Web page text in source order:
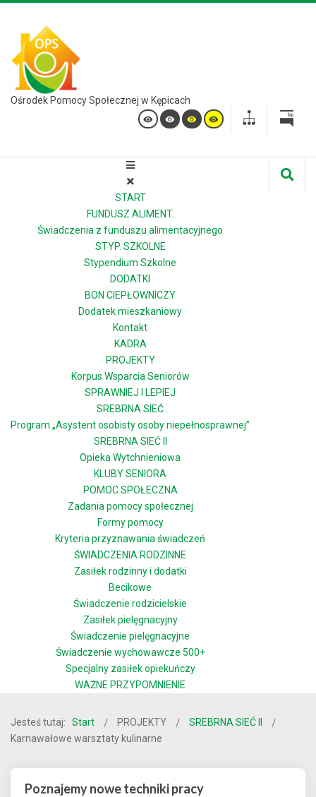
Ośrodek Pomocy Społecznej w Kępicach
START
FUNDUSZ ALIMENT.
Świadczenia z funduszu alimentacyjnego
STYP. SZKOLNE
Stypendium Szkolne
DODATKI
BON CIEPŁOWNICZY
Dodatek mieszkaniowy
Kontakt
KADRA
PROJEKTY
Korpus Wsparcia Seniorów
SPRAWNIEJ I LEPIEJ
SREBRNA SIEĆ
Program „Asystent osobisty osoby niepełnosprawnej”
SREBRNA SIEĆ II
Opieka Wytchnieniowa
KLUBY SENIORA
POMOC SPOŁECZNA
Zadania pomocy społecznej
Formy pomocy
Kryteria przyznawania świadczeń
ŚWIADCZENIA RODZINNE
Zasiłek rodzinny i dodatki
Becikowe
Świadczenie rodzicielskie
Zasiłek pielęgnacyjny
Świadczenie pielęgnacyjne
Świadczenie wychowawcze 500+
Specjalny zasiłek opiekuńczy
WAŻNE PRZYPOMNIENIE
Jesteś tutaj: Start PROJEKTY
SREBRNA SIEĆ II
Karnawałowe warsztaty kulinarne
Poznajemy nowe techniki pracy